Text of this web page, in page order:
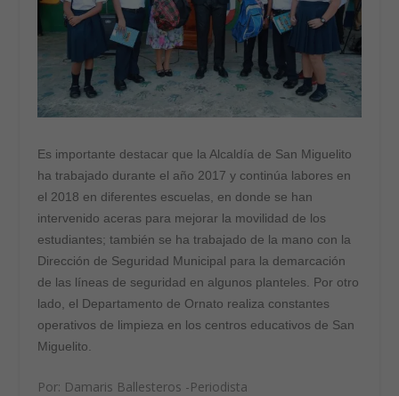
Es importante destacar que la Alcaldía de San Miguelito
ha trabajado durante el año 2017 y continúa labores en
el 2018 en diferentes escuelas, en donde se han
intervenido aceras para mejorar la movilidad de los
estudiantes; también se ha trabajado de la mano con la
Dirección de Seguridad Municipal para la demarcación
de las líneas de seguridad en algunos planteles. Por otro
lado, el Departamento de Ornato realiza constantes
operativos de limpieza en los centros educativos de San
Miguelito.
Por: Damaris Ballesteros -Periodista